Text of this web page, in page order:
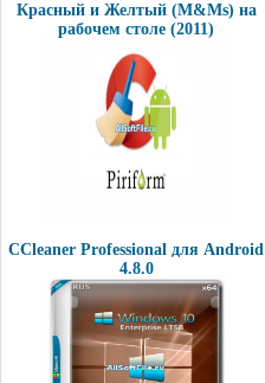
Красный и Желтый (M&Ms) на
рабочем столе (2011)
CCleaner Professional для Android
4.8.0